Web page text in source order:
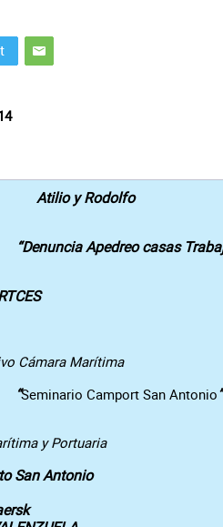
Rodolfo
“Denuncia Apedreo casas
Cámara Marítima
“Seminario Camport San Antonio”
y Portuaria
San Antonio